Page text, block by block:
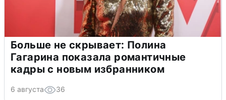
Больше не скрывает: Полина
Гагарина показала романтичные
кадры с новым избранником
6 августа 36